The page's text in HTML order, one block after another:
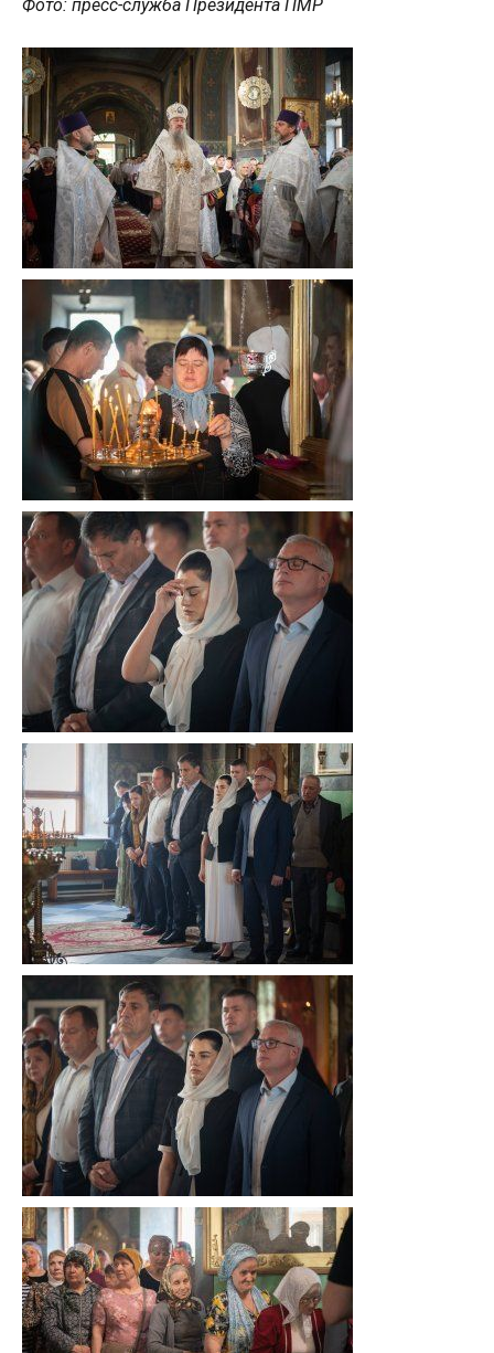
Фото: пресс-служба Президента ПМР